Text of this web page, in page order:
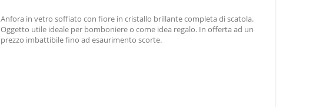
Anfora in vetro soffiato con fiore in cristallo brillante completa di scatola.
Oggetto utile ideale per bomboniere o come idea regalo. In offerta ad un
prezzo imbattibile fino ad esaurimento scorte.